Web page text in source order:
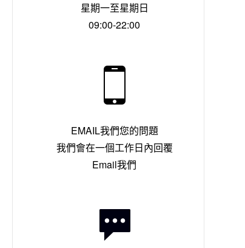
星期一至星期日
09:00-22:00
EMAIL我們您的問題
我們會在一個工作日內回覆
Email我們